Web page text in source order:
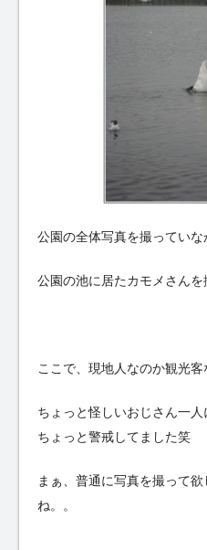
公園の全体写真を撮っていな
公園の池に居たカモメさんを
ここで、現地人なのか観光客
ちょっと怪しいおじさん一人
ちょっと警戒してました笑
まぁ、普通に写真を撮って
ね。。